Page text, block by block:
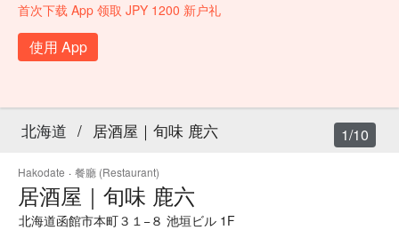
首次下载 App 领取 JPY 1200 新户礼
使用 App
北海道 / 居酒屋｜旬味 鹿六
Hakodate · 餐廳 (Restaurant)
居酒屋｜旬味 鹿六
北海道函館市本町３１−８ 池垣ビル 1F
1/10